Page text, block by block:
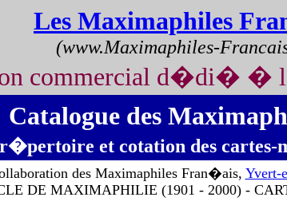
Les Maximaphiles
(www.Maximaphiles-
commercial d�di� �
Catalogue des
r�pertoire et cotation des cartes-
des Maximaphiles Fran�ais, Yvert-
DE MAXIMAPHILIE (1901 - 2000) -